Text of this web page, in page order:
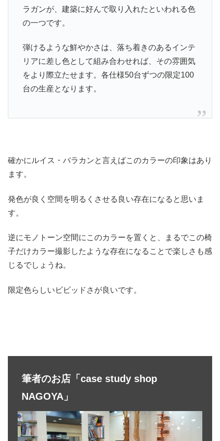
ラガンが、建築に好んで取り入れたといわれる色
の一つです。
弾けるような鮮やかさは、落ち着きのあるインテ
リアに差し色として組み合わせれば、その雰囲気
をより際立たせます。各仕様50台ずつの限定100
台の生産となります。
確かにルイス・バラカンと言えばこのカラーの印象はあり
ます。
発色が良く空間を明るくさせる良い存在になると思いま
す。
逆にモノトーン空間にこのカラーを置くと、まるでこの椅
子だけカラー撮影したような存在になることで楽しさも感
じるでしょうね。
限定色らしいビビッドさが良いです。
筆者のお店「case study shop
NAGOYA」